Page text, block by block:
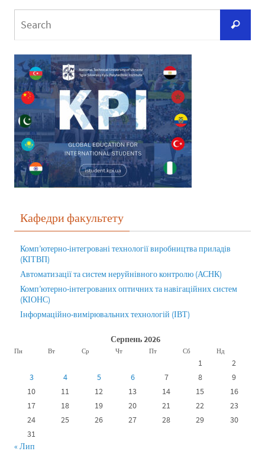
Кафедри факультету
Комп’ютерно-інтегровані технології виробництва приладів
(КІТВП)
Автоматизації та систем неруйнівного контролю (АСНК)
Комп’ютерно-інтегрованих оптичних та навігаційних систем
(КІОНС)
Інформаційно-вимірювальних технологій (ІВТ)
Серпень 2026
Пн Вт Ср Чт Пт Сб Нд
1
2
3
4 5 6 7 8
9
10
11 12 13 14 15
16
17
18 19 20 21 22
23
24
25 26 27 28 29
30
31
« Лип